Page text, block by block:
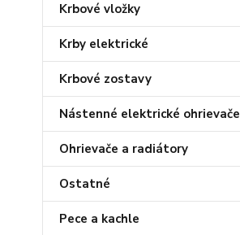
Krbové vložky
Krby elektrické
Krbové zostavy
Nástenné elektrické ohrievače
Ohrievače a radiátory
Ostatné
Pece a kachle